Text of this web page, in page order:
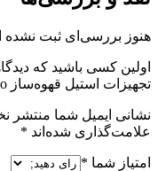
هنوز بررسی‌ای ثبت
اولین کسی باشید که
تجهیزات استیل قهوه‌ساز SPM Liquido”
نشانی ایمیل شما منتشر
علامت‌گذاری شده‌اند *
امتیاز شما *